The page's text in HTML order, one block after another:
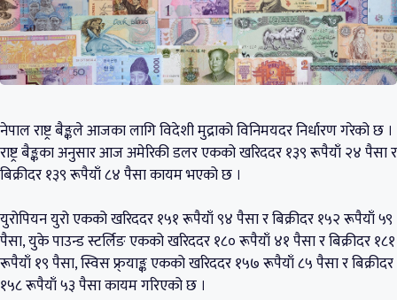
नेपाल राष्ट्र बैङ्कले आजका लागि विदेशी मुद्राको विनिमयदर निर्धारण गरेको छ ।
राष्ट्र बैङ्कका अनुसार आज अमेरिकी डलर एकको खरिददर १३९ रूपैयाँ २४ पैसा र
बिक्रीदर १३९ रूपैयाँ ८४ पैसा कायम भएको छ ।
युरोपियन युरो एकको खरिददर १५१ रूपैयाँ ९४ पैसा र बिक्रीदर १५२ रूपैयाँ ५९
पैसा, युके पाउन्ड स्टर्लिङ एकको खरिददर १८० रूपैयाँ ४१ पैसा र बिक्रीदर १८१
रूपैयाँ १९ पैसा, स्विस फ्र्याङ्क एकको खरिददर १५७ रूपैयाँ ८५ पैसा र बिक्रीदर
१५८ रूपैयाँ ५३ पैसा कायम गरिएको छ ।